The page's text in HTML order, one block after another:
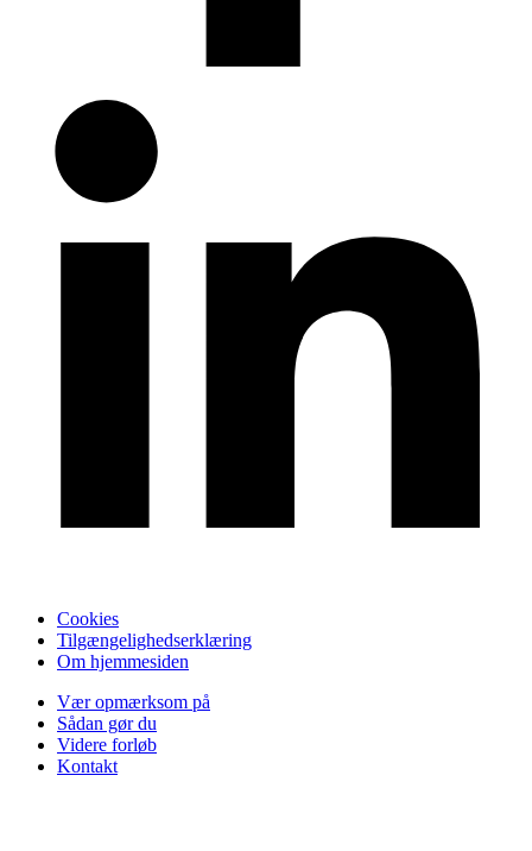
Cookies
Tilgængelighedserklæring
Om hjemmesiden
Vær opmærksom på
Sådan gør du
Videre forløb
Kontakt